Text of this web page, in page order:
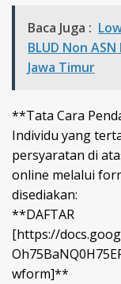
Baca Juga :
BLUD Non
Jawa Timur
**Tata Cara
Individu yang
persyaratan di
online melalui
disediakan:
**DAFTAR
[https://
wform]**